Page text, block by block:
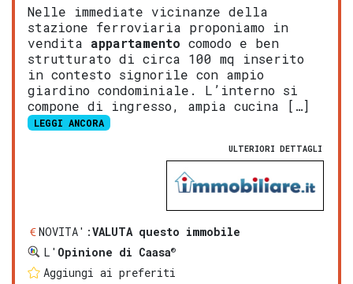
Nelle immediate vicinanze della
stazione ferroviaria proponiamo in
vendita appartamento comodo e ben
strutturato di circa 100 mq inserito
in contesto signorile con ampio
giardino condominiale. L’interno si
compone di ingresso, ampia cucina […]
LEGGI ANCORA
ULTERIORI DETTAGLI
NOVITA':VALUTA questo immobile
L' Opinione di Caasa®
Aggiungi ai preferiti